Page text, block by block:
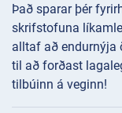
Það sparar þér
skrifstofuna
alltaf að endurnýja
til að forðast
tilbúinn á veginn!